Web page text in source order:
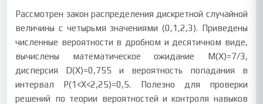
Рассмотрен закон распределения дискретной случайной
величины с четырьмя значениями (0,1,2,3). Приведены
численные вероятности в дробном и десятичном виде,
вычислены математическое ожидание M(X)=7/3,
дисперсия D(X)=0,755 и вероятность попадания в
интервал P(1<X<2,25)=0,5. Полезно для проверки
решений по теории вероятностей и контроля навыков